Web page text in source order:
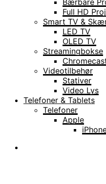
Bærbare
Full HD
Smart TV &
LED TV
OLED TV
Streamingbokse
Videotilbehør
Stativer
Video Lys
Telefoner & Tablets
Telefoner
Apple